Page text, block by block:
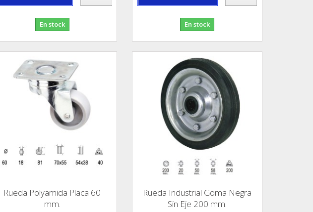
En stock En stock
Rueda Polyamida Placa 60
mm.
Rueda Industrial Goma Negra
Sin Eje 200 mm.